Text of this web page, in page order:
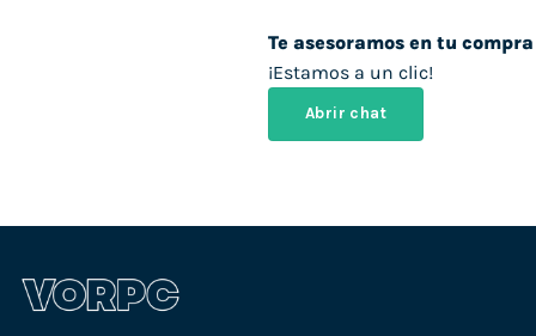
Te asesoramos en tu compra
¡Estamos a un clic!
Abrir chat